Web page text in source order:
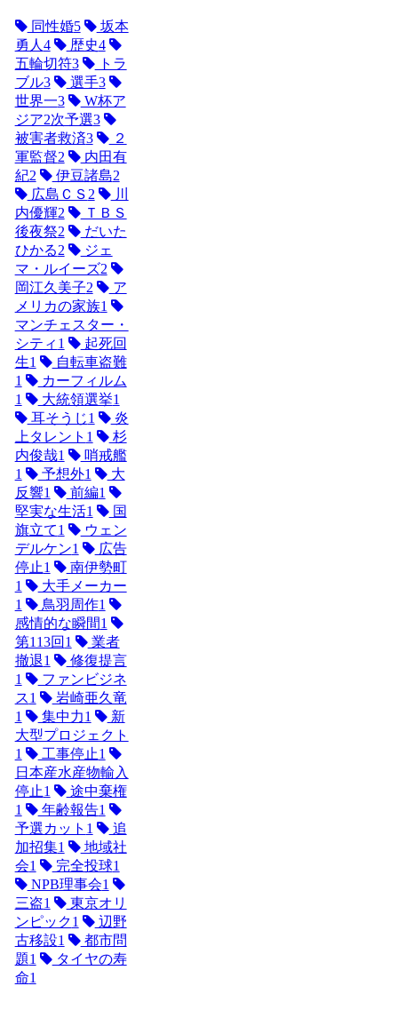
同性婚5
坂本
勇人 4 歴史4
五輪切符3
トラ
ブル3 選手3
世界一3
W杯ア
ジア2次予選3
被害者救済3
２
軍監督2
内田有
紀2 伊豆諸島2
広島ＣＳ 2
川
内優輝2
ＴＢＳ
後夜祭2
だいた
ひかる2
ジェ
マ・ルイーズ2
岡江久美子2
ア
メリカの家族1
マンチェスター・
シティ 1
起死回
生1
自転車盗難
1
カーフィルム
1
大統領選挙1
耳そうじ1
炎
上タレント 1
杉
内俊哉1
哨戒艦
1
予想外1
大
反響1 前編1
堅実な生活1
国
旗立て1
ウェン
デルケン1
広告
停止1
南伊勢町
1
大手メーカー
1
鳥羽周作1
感情的な瞬間1
第113回 1
業者
撤退1
修復提言
1
ファンビジネ
ス1
岩崎亜久竜
1
集中力1
新
大型プロジェクト
1
工事停止1
日本産水産物輸入
停止1
途中棄権
1
年齢報告1
予選カット 1
追
加招集1
地域社
会1 完全投球1
NPB理事会1
三盗1
東京オリ
ンピック1
辺野
古移設1
都市問
題1
タイヤの寿
命1